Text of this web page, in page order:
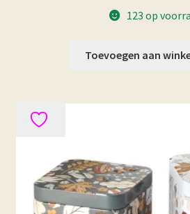
123 op
Toevoegen aan